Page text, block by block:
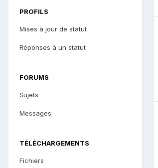
PROFILS
Mises à jour de statut
Réponses à un statut
FORUMS
Sujets
Messages
TÉLÉCHARGEMENTS
Fichiers